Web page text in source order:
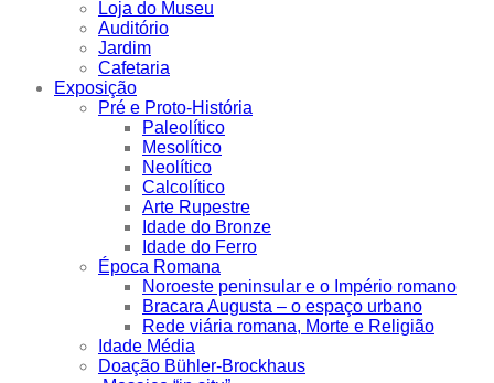
Loja do Museu
Auditório
Jardim
Cafetaria
Exposição
Pré e Proto-História
Paleolítico
Mesolítico
Neolítico
Calcolítico
Arte Rupestre
Idade do Bronze
Idade do Ferro
Época Romana
Noroeste peninsular e o Império romano
Bracara Augusta – o espaço urbano
Rede viária romana, Morte e Religião
Idade Média
Doação Bühler-Brockhaus